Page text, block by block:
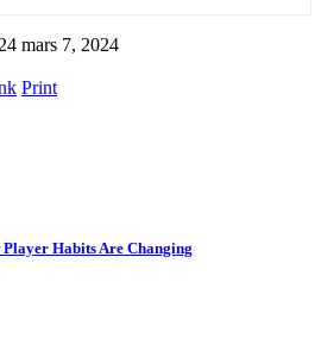
mars 7, 2024
Print
Habits Are Changing